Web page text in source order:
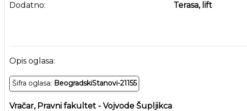
Dodatno:
Terasa, lift
Opis oglasa:
Šifra oglasa: BeogradskiStanovi-21155
Vračar, Pravni fakultet - Vojvode Šupljikca